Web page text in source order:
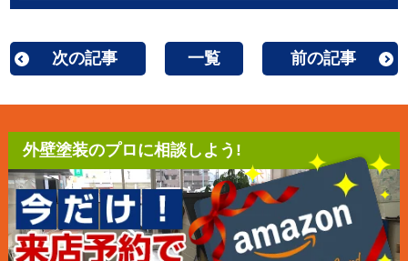
次の記事 一覧 前の記事
外壁塗装のプロに相談しよう!